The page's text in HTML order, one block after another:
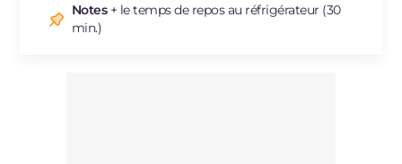
Notes+ le temps de repos au réfrigérateur (30
min.)